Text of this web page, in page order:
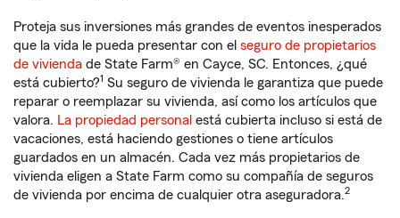
Proteja sus inversiones más grandes de eventos inesperados
que la vida le pueda presentar con el seguro de propietarios
de vivienda de State Farm® en Cayce, SC. Entonces, ¿qué
está cubierto?1 Su seguro de vivienda le garantiza que puede
reparar o reemplazar su vivienda, así como los artículos que
valora. La propiedad personal está cubierta incluso si está de
vacaciones, está haciendo gestiones o tiene artículos
guardados en un almacén. Cada vez más propietarios de
vivienda eligen a State Farm como su compañía de seguros
de vivienda por encima de cualquier otra aseguradora.2